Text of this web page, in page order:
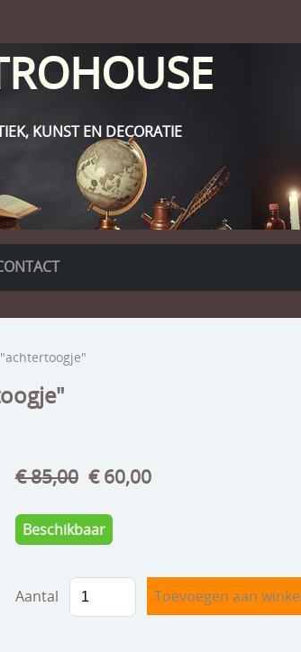
KUNST EN DECORATIE
€ 85,00 € 60,00
Beschikbaar
Aantal